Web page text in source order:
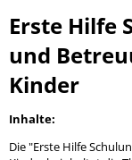
Erste Hilfe
und
Kinder
Inhalte:
Die "Erste Hilfe